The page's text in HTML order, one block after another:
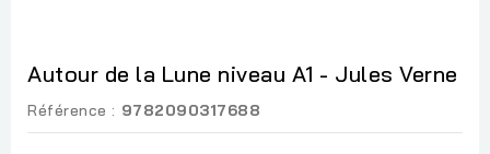
Autour de la Lune niveau A1 - Jules Verne
Référence : 9782090317688